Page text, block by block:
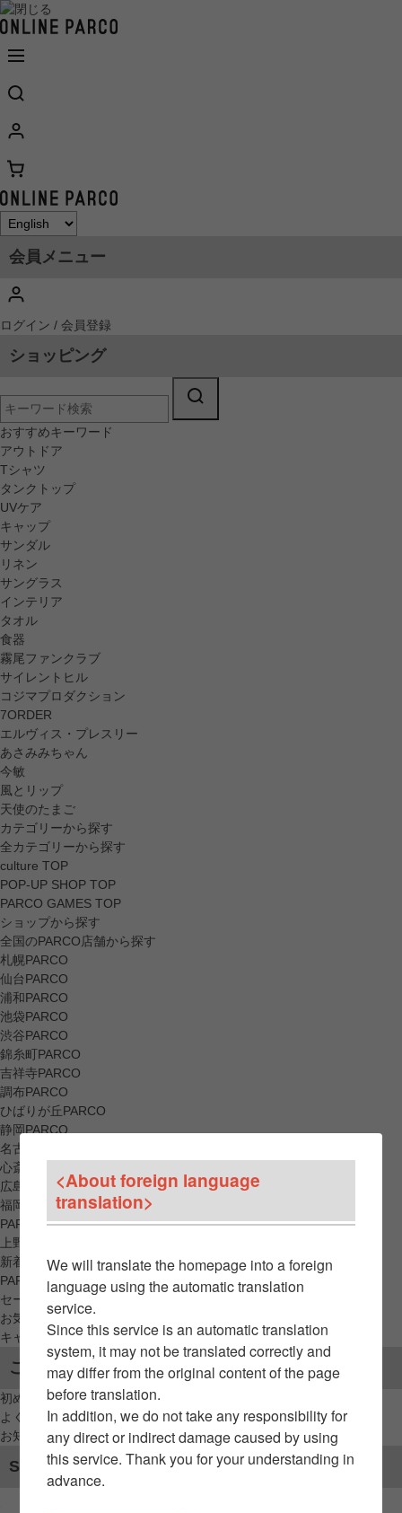
会員メニュー
ログイン / 会員登録
ショッピング
おすすめキーワード
アウトドア
Tシャツ
タンクトップ
UVケア
キャップ
サンダル
リネン
サングラス
インテリア
タオル
食器
霧尾ファンクラブ
サイレントヒル
コジマプロダクション
7ORDER
エルヴィス・プレスリー
あさみみちゃん
今敏
風とリップ
天使のたまご
カテゴリーから探す
全カテゴリーから探す
culture TOP
POP-UP SHOP TOP
PARCO GAMES TOP
ショップから探す
全国のPARCO店舗から探す
札幌PARCO
仙台PARCO
浦和PARCO
池袋PARCO
渋谷PARCO
錦糸町PARCO
吉祥寺PARCO
調布PARCO
ひばりが丘PARCO
静岡PARCO
名古屋PARCO
心斎橋PARCO
広島PARCO
福岡PARCO
PARCO_ya
上野
新着アイテムから探す
PARCO限定アイテムから探す
セールアイテムから探す
お気に入りから探す
キャンペーン/クーポン対象から探す
ご利用案内
初めてのお客様へ
よくあるご質問 / お問い合わせ
お知らせ
SNSアカウント
<About foreign language
translation>
We will translate the homepage into a foreign
language using the automatic translation
service.
Since this service is an automatic translation
system, it may not be translated correctly and
may differ from the original content of the page
before translation.
In addition, we do not take any responsibility for
any direct or indirect damage caused by using
this service. Thank you for your understanding in
advance.